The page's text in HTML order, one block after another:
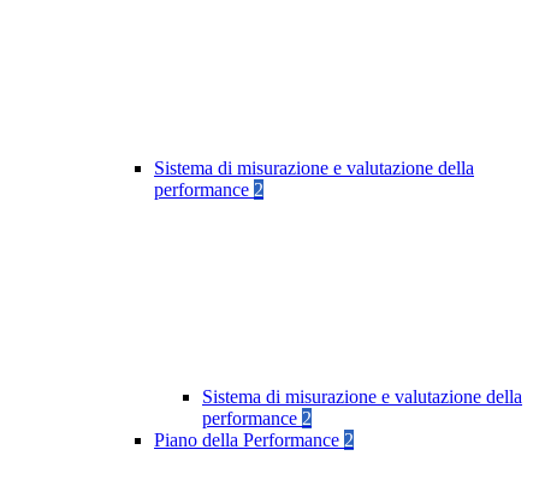
Sistema di misurazione e valutazione della
performance 2
Sistema di misurazione e valutazione della
performance 2
Piano della Performance 2